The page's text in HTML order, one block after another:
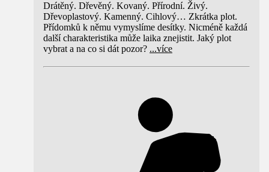
Drátěný. Dřevěný. Kovaný. Přírodní. Živý.
Dřevoplastový. Kamenný. Cihlový… Zkrátka plot.
Přídomků k němu vymyslíme desítky. Nicméně každá
další charakteristika může laika znejistit. Jaký plot
vybrat a na co si dát pozor? ...více